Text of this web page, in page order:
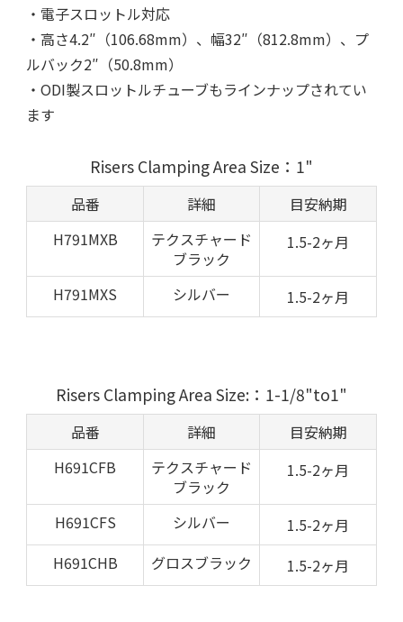
・電子スロットル対応
・高さ4.2″（106.68mm）、幅32″（812.8mm）、プ
ルバック2″（50.8mm）
・ODI製スロットルチューブもラインナップされてい
ます
Risers Clamping Area Size：1"
品番 詳細
目安納期
H791MXB
テクスチャード
ブラック
1.5-2ヶ月
H791MXS シルバー 1.5-2ヶ月
Risers Clamping Area Size:：1-1/8"to1"
品番 詳細
目安納期
H691CFB
テクスチャード
ブラック
1.5-2ヶ月
H691CFS シルバー
1.5-2ヶ月
H691CHB
グロスブラック 1.5-2ヶ月